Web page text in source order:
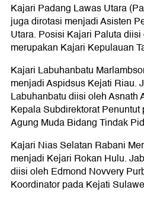
Kajari Padang Lawas Utara
juga dirotasi menjadi Asisten
Utara. Posisi Kajari Paluta
merupakan Kajari Kepulauan
Kajari Labuhanbatu
menjadi Aspidsus Kejati Riau.
Labuhanbatu diisi oleh Asnath
Kepala Subdirektorat
Agung Muda Bidang Tindak
Kajari Nias Selatan Rabani
menjadi Kejari Rokan Hulu.
diisi oleh Edmond Novvery
Koordinator pada Kejati